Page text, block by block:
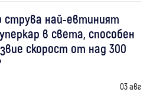
струва най-евтиният
в света, способен
скорост от над 300
03 авг